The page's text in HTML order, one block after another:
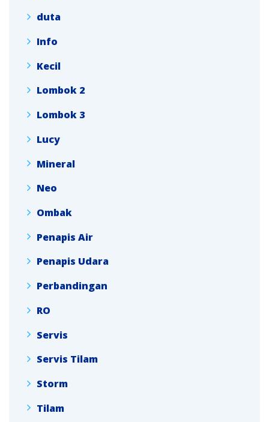
duta
Info
Kecil
Lombok 2
Lombok 3
Lucy
Mineral
Neo
Ombak
Penapis Air
Penapis Udara
Perbandingan
RO
Servis
Servis Tilam
Storm
Tilam